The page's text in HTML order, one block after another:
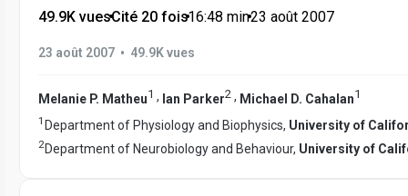
49.9K vues•Cité 20 fois•16:48 min•23 août 2007
23 août 2007 • 49.9K vues
Melanie P. Matheu1 , Ian Parker2 , Michael D. Cahalan1
1 Department of Physiology and Biophysics, University of
2Department of Neurobiology and Behaviour, University of